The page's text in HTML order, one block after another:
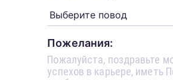
Пожелания: